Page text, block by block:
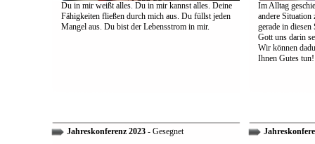
Du in mir weißt alles. Du in mir kannst alles. Deine
Fähigkeiten fließen durch mich aus. Du füllst jeden
Mangel aus. Du bist der Lebensstrom in mir.
Im Alltag
andere
gerade in
Gott uns darin
Wir können
Ihnen Gutes tun!
Jahreskonferenz 2023- Gesegnet